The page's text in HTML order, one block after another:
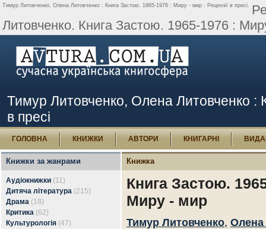
Тимур Литовченко, Олена Литовченко : Книга Застою. 1965-1976 : Миру - мир : Рецензії в пресі.
Литовченко. Книга Застою. 1965-1976 :
Тимур Литовченко, Олена Литовченко :
в пресі
ГОЛОВНА КНИЖКИ АВТОРИ КНИГАРНІ
Книжки за жанрами
Аудіокнижки (11)
Дитяча література (215)
Драма (18)
Критика (62)
Культурологія (47)
Книжка
Книга Застою.
Миру - мир
Тимур Литовченко, Олена